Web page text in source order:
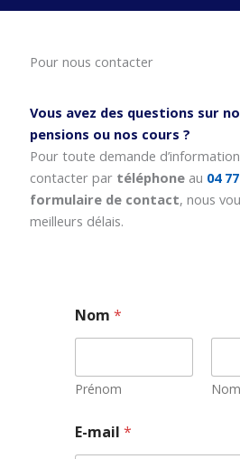
Pour nous contacter
Vous avez des questions sur
pensions ou nos cours ?
Pour toute demande
contacter par téléphoneau 04
formulaire de contact, nous
meilleurs délais.
Nom*
Prénom Nom
E-mail*